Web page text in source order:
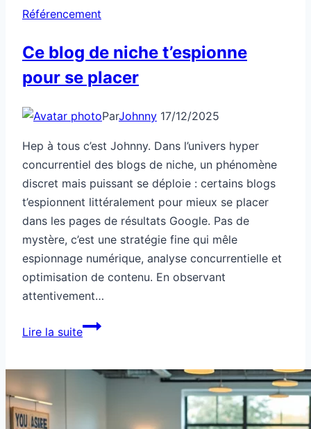
les
élevés
Référencement
Ce blog de niche t’espionne
pour se placer
ParJohnny 17/12/2025
Hep à tous c’est Johnny. Dans l’univers hyper
concurrentiel des blogs de niche, un phénomène
discret mais puissant se déploie : certains blogs
t’espionnent littéralement pour mieux se placer
dans les pages de résultats Google. Pas de
mystère, c’est une stratégie fine qui mêle
espionnage numérique, analyse concurrentielle et
optimisation de contenu. En observant
attentivement…
Lire la suiteCe
niche
pour